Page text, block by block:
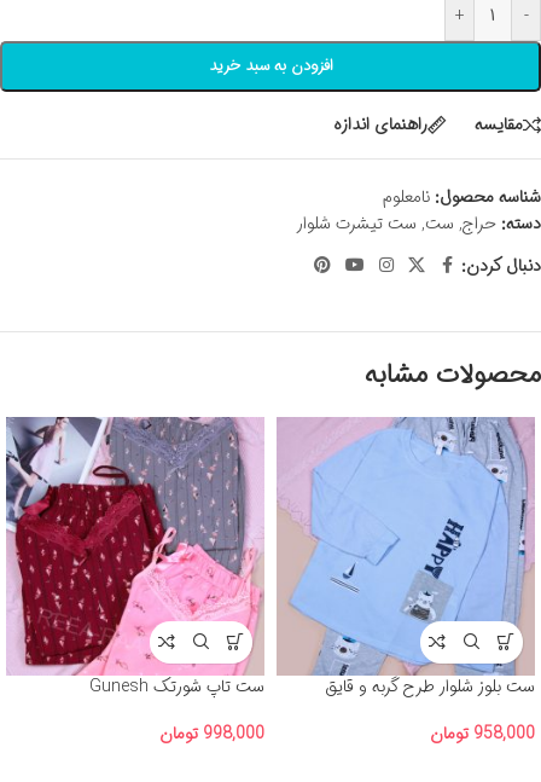
-
+
افزودن به سبد خرید
مقايسه راهنمای اندازه
شناسه محصول: نامعلوم
دسته: حراج, ست, ست تیشرت شلوار
دنبال کردن:
محصولات مشابه
ست بلوز شلوار طرح گربه و قایق
958,000 تومان
ست تاپ شورتک Gunesh
998,000 تومان